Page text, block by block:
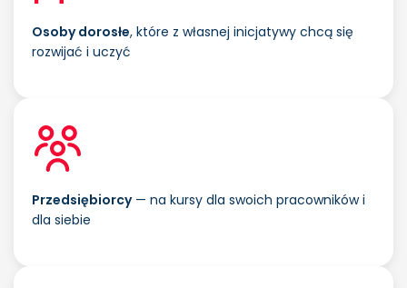
Osoby dorosłe, które z własnej inicjatywy chcą się
rozwijać i uczyć
Przedsiębiorcy— na kursy dla swoich pracowników i
dla siebie